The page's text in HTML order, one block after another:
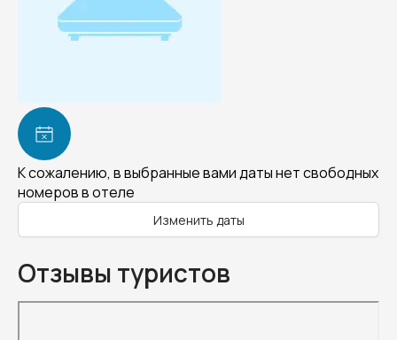
К сожалению, в выбранные вами даты нет свободных
номеров в отеле
Изменить даты
Отзывы туристов